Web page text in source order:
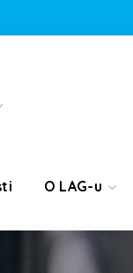
O LAG-u